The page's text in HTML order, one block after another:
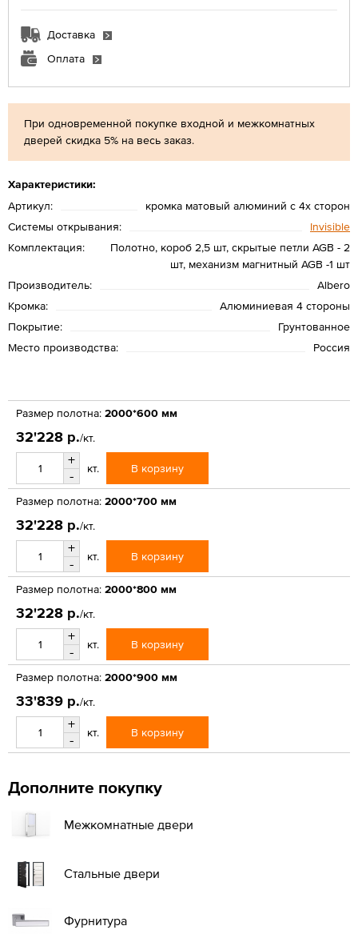
При одновременной покупке входной и межкомнатных
дверей скидка 5% на весь заказ.
Характеристики:
Артикул:
кромка матовый алюминий с 4х сторон
Системы открывания:
Invisible
Комплектация:
Полотно, короб 2,5 шт, скрытые петли AGB - 2
шт, механизм магнитный AGB -1 шт
Производитель:
Albero
Кромка:
Алюминиевая 4 стороны
Покрытие:
Грунтованное
Место производства:
Россия
Доставка
Оплата
Размер полотна: 2000*600 мм
32'228 р./кт.
+
-
кт. В корзину
Размер полотна: 2000*700 мм
32'228 р./кт.
+
-
кт. В корзину
Размер полотна: 2000*800 мм
32'228 р./кт.
+
-
кт. В корзину
Размер полотна: 2000*900 мм
33'839 р./кт.
+
-
кт. В корзину
Дополните покупку
Межкомнатные двери
Стальные двери
Фурнитура